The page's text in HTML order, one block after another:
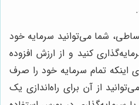
شما می‌توانید سرمایه خود
کنید و از ارزش افزوده
اینکه تمام سرمایه خود را صرف
از آن برای راه‌اندازی یک